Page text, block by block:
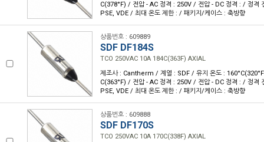
C(378°F) / 전압 - AC 정격 : 250V / 전압 - DC 정격 : / 정격
PSE, VDE / 최대 온도 제한 : / 패키지/케이스 : 축방향
상품번호 : 609889
SDF DF184S
TCO 250VAC 10A 184C(363F) AXIAL
제조사 : Cantherm / 계열 : SDF / 유지 온도 :
C(363°F) / 전압 - AC 정격 : 250V / 전압 - DC 정격 : / 정격
PSE, VDE / 최대 온도 제한 : / 패키지/케이스 : 축방향
상품번호 : 609888
SDF DF170S
TCO 250VAC 10A 170C(338F) AXIAL